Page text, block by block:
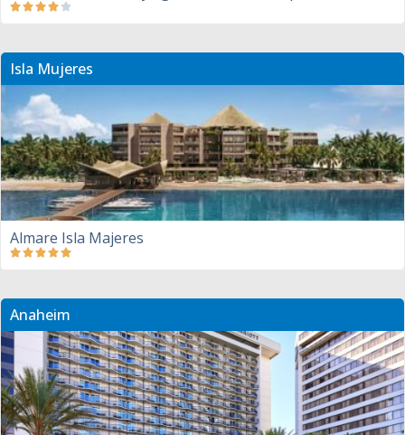
Isla Mujeres
Almare Isla Majeres
Anaheim